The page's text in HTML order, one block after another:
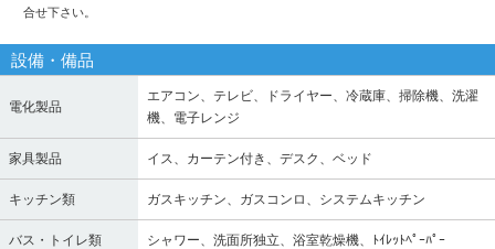
合せ下さい。
設備・備品
電化製品
エアコン、テレビ、ドライヤー、冷蔵庫、掃除機、洗濯
機、電子レンジ
家具製品 イス、カーテン付き、デスク、ベッド
キッチン類 ガスキッチン、ガスコンロ、システムキッチン
バス・トイレ類 シャワー、洗面所独立、浴室乾燥機、ﾄｲﾚｯﾄﾍﾟｰﾊﾟｰ